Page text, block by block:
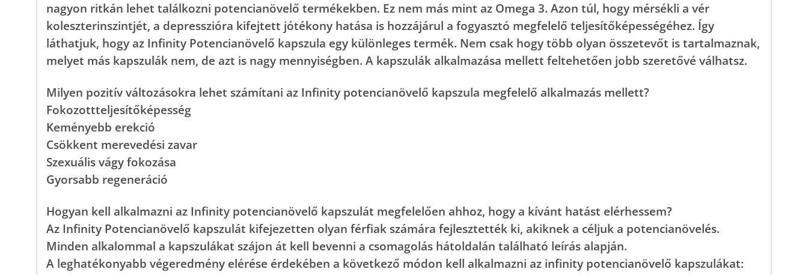
nagyon ritkán lehet találkozni potencianövelő termékekben. Ez nem más mint az Omega 3. Azon túl, hogy mérsékli a vér
koleszterinszintjét, a depresszióra kifejtett jótékony hatása is hozzájárul a fogyasztó megfelelő teljesítőképességéhez. Így
láthatjuk, hogy az Infinity Potencianövelő kapszula egy különleges termék. Nem csak hogy több olyan összetevőt is tartalmaznak,
melyet más kapszulák nem, de azt is nagy mennyiségben. A kapszulák alkalmazása mellett feltehetően jobb szeretővé válhatsz.
Milyen pozitív változásokra lehet számítani az Infinity potencianövelő kapszula megfelelő alkalmazás mellett?
Fokozottteljesítőképesség
Keményebb erekció
Csökkent merevedési zavar
Szexuális vágy fokozása
Gyorsabb regeneráció
Hogyan kell alkalmazni az Infinity potencianövelő kapszulát megfelelően ahhoz, hogy a kívánt hatást elérhessem?
Az Infinity Potencianövelő kapszulát kifejezetten olyan férfiak számára fejlesztették ki, akiknek a céljuk a potencianövelés.
Minden alkalommal a kapszulákat szájon át kell bevenni a csomagolás hátoldalán található leírás alapján.
A leghatékonyabb végeredmény elérése érdekében a következő módon kell alkalmazni az infinity potencianövelő kapszulákat: